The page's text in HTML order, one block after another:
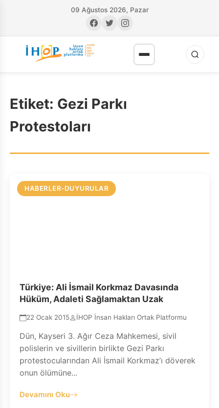
09 Ağustos 2026, Pazar
Etiket: Gezi Parkı
Protestoları
HABERLER-DUYURULAR
Türkiye: Ali İsmail Korkmaz Davasında
Hüküm, Adaleti Sağlamaktan Uzak
22 Ocak 2015 İHOP İnsan Hakları Ortak Platformu
Dün, Kayseri 3. Ağır Ceza Mahkemesi, sivil
polislerin ve sivillerin birlikte Gezi Parkı
protestocularından Ali İsmail Korkmaz’ı döverek
onun ölümüne...
Devamını Oku